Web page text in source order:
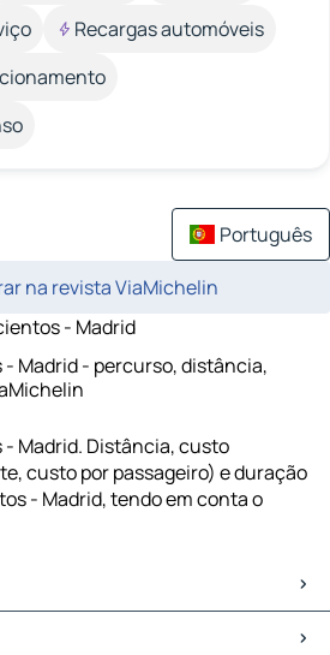
Recargas automóveis
Português
na revista ViaMichelin
- Madrid
Madrid - percurso, distância,
Madrid. Distância, custo
custo por passageiro) e duração
- Madrid, tendo em conta o